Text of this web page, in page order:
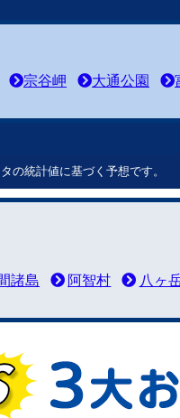
宗谷岬 大通公園
の統計値に基づく予想です。
諸島 阿智村 八ヶ